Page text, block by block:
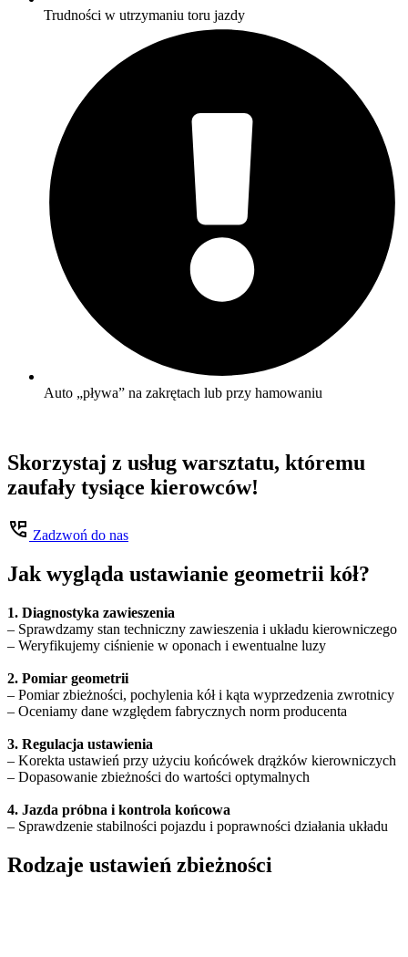
Trudności w utrzymaniu toru jazdy
Auto „pływa” na zakrętach lub przy hamowaniu
Skorzystaj z usług warsztatu, któremu
zaufały tysiące kierowców!
Zadzwoń do nas
Jak wygląda ustawianie geometrii kół?
1. Diagnostyka zawieszenia
– Sprawdzamy stan techniczny zawieszenia i układu kierowniczego
– Weryfikujemy ciśnienie w oponach i ewentualne luzy
2. Pomiar geometrii
– Pomiar zbieżności, pochylenia kół i kąta wyprzedzenia zwrotnicy
– Oceniamy dane względem fabrycznych norm producenta
3. Regulacja ustawienia
– Korekta ustawień przy użyciu końcówek drążków kierowniczych
– Dopasowanie zbieżności do wartości optymalnych
4. Jazda próbna i kontrola końcowa
– Sprawdzenie stabilności pojazdu i poprawności działania układu
Rodzaje ustawień zbieżności